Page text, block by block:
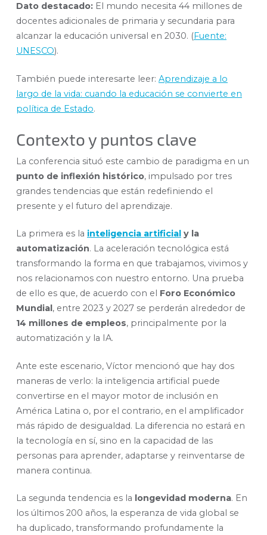
Dato destacado: El mundo necesita 44 millones de
docentes adicionales de primaria y secundaria para
alcanzar la educación universal en 2030. (Fuente:
UNESCO).
También puede interesarte leer: Aprendizaje a lo
largo de la vida: cuando la educación se convierte en
política de Estado.
Contexto y puntos clave
La conferencia situó este cambio de paradigma en un
punto de inflexión histórico, impulsado por tres
grandes tendencias que están redefiniendo el
presente y el futuro del aprendizaje.
La primera es la inteligencia artificial y la
automatización. La aceleración tecnológica está
transformando la forma en que trabajamos, vivimos y
nos relacionamos con nuestro entorno. Una prueba
de ello es que, de acuerdo con el Foro Económico
Mundial, entre 2023 y 2027 se perderán alrededor de
14 millones de empleos, principalmente por la
automatización y la IA.
Ante este escenario, Víctor mencionó que hay dos
maneras de verlo: la inteligencia artificial puede
convertirse en el mayor motor de inclusión en
América Latina o, por el contrario, en el amplificador
más rápido de desigualdad. La diferencia no estará en
la tecnología en sí, sino en la capacidad de las
personas para aprender, adaptarse y reinventarse de
manera continua.
La segunda tendencia es la longevidad moderna. En
los últimos 200 años, la esperanza de vida global se
ha duplicado, transformando profundamente la